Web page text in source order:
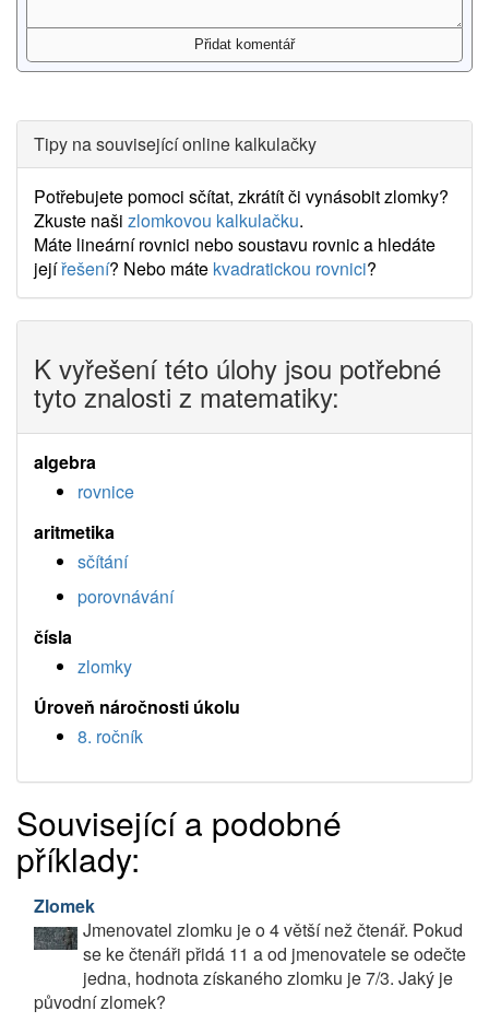
Tipy na související online kalkulačky
Potřebujete pomoci sčítat, zkrátít či vynásobit zlomky?
Zkuste naši zlomkovou kalkulačku.
Máte lineární rovnici nebo soustavu rovnic a hledáte
jejířešení? Nebo máte kvadratickou rovnici?
K vyřešení této úlohy jsou potřebné
tyto znalosti z matematiky:
algebra
rovnice
aritmetika
sčítání
porovnávání
čísla
zlomky
Úroveň náročnosti úkolu
8. ročník
Související a podobné
příklady:
Zlomek
Jmenovatel zlomku je o 4 větší než čtenář. Pokud
se ke čtenáři přidá 11 a od jmenovatele se odečte
jedna, hodnota získaného zlomku je 7/3. Jaký je
původní zlomek?